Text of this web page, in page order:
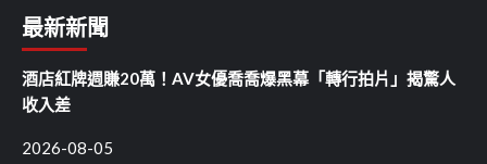
最新新聞
酒店紅牌週賺20萬！AV女優喬喬爆黑幕「轉行拍片」揭驚人
收入差
2026-08-05